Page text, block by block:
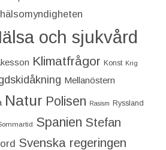
och sjukvård
Klimatfrågor Konst Krig
Mellanöstern
Natur Polisen Rasism Ryssland
Spanien Stefan
Svenska regeringen